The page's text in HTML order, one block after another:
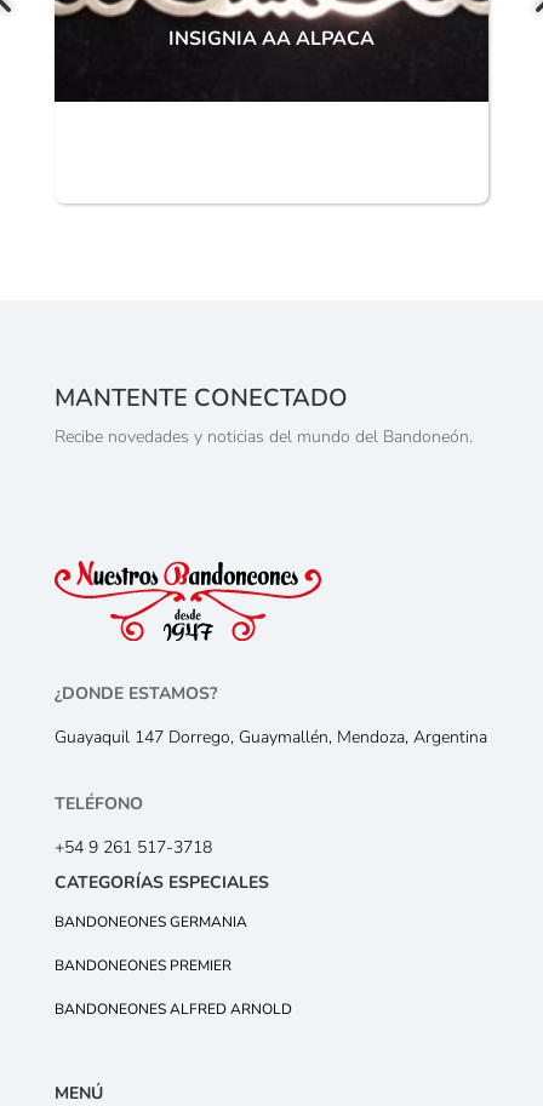
INSIGNIA AA ALPACA
MANTENTE CONECTADO
Recibe novedades y noticias del mundo del Bandoneón.
¿DONDE ESTAMOS?
Guayaquil 147 Dorrego, Guaymallén, Mendoza, Argentina
TELÉFONO
+54 9 261 517-3718
CATEGORÍAS ESPECIALES
BANDONEONES GERMANIA
BANDONEONES PREMIER
BANDONEONES ALFRED ARNOLD
MENÚ